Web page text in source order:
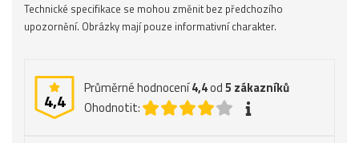
Technické specifikace se mohou změnit bez předchozího
upozornění. Obrázky mají pouze informativní charakter.
4,4
Průměrné hodnocení4,4od5 zákazníků
Ohodnotit: